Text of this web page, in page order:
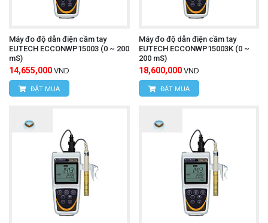
Máy đo độ dẫn điện cầm tay
EUTECH ECCONWP15003 (0 ~ 200
mS)
14,655,000 VND
ĐẶT MUA
Máy đo độ dẫn điện cầm tay
EUTECH ECCONWP15003K (0 ~
200 mS)
18,600,000 VND
ĐẶT MUA